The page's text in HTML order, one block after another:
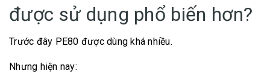
được sử dụng phổ biến hơn?
Trước đây PE80 được dùng khá nhiều.
Nhưng hiện nay: